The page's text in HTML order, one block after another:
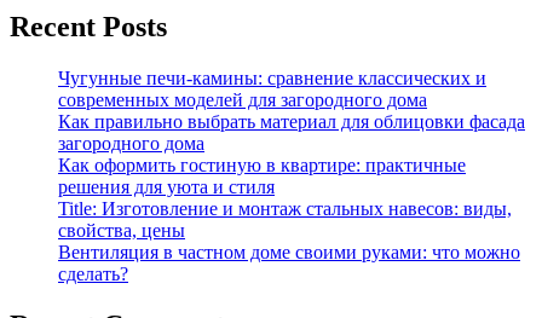
Recent Posts
Чугунные печи-камины: сравнение классических и
современных моделей для загородного дома
Как правильно выбрать материал для облицовки фасада
загородного дома
Как оформить гостиную в квартире: практичные
решения для уюта и стиля
Title: Изготовление и монтаж стальных навесов: виды,
свойства, цены
Вентиляция в частном доме своими руками: что можно
сделать?